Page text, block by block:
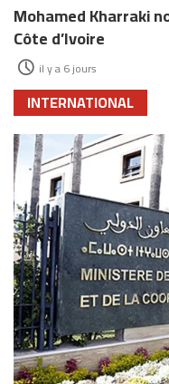
Mohamed Kharraki
Côte d’Ivoire
il y a 6 jours
INTERNATIONAL